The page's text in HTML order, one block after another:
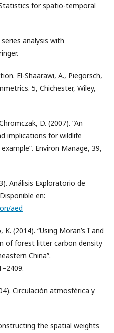
Statistics for spatio-temporal
series analysis with
El-Shaarawi, A., Piegorsch,
5, Chichester, Wiley,
D. (2007). “An
implications for wildlife
Environ Manage, 39,
Análisis Exploratorio de
en:
aed
K. (2014). “Using Moran’s I and
of forest litter carbon density
China”.
Circulación atmosférica y
the spatial weights